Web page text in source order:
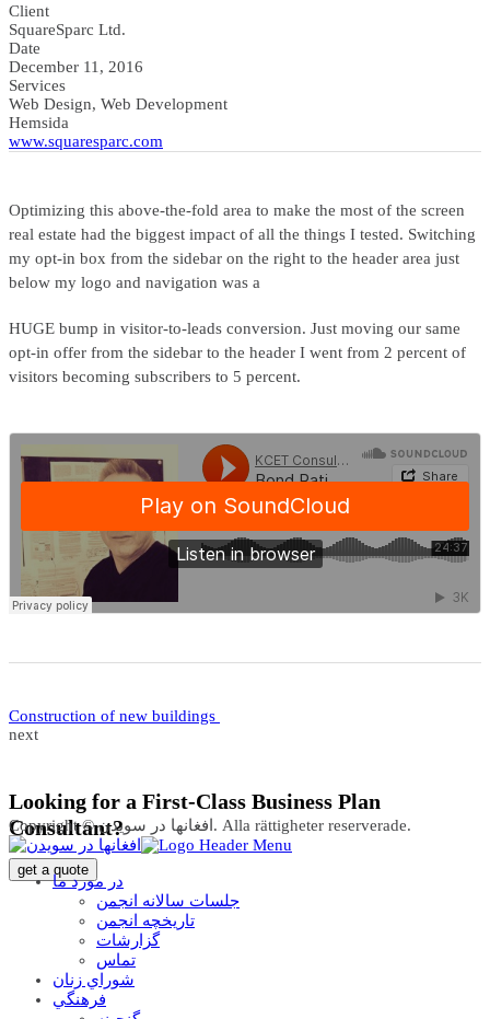
Client
SquareSparc Ltd.
Date
December 11, 2016
Services
Web Design, Web Development
Hemsida
www.squaresparc.com
Optimizing this above-the-fold area to make the most of the screen
real estate had the biggest impact of all the things I tested. Switching
my opt-in box from the sidebar on the right to the header area just
below my logo and navigation was a
HUGE bump in visitor-to-leads conversion. Just moving our same
opt-in offer from the sidebar to the header I went from 2 percent of
visitors becoming subscribers to 5 percent.
Construction of new buildings
next
Looking for a First-Class Business Plan
Consultant?
get a quote
Copyright © افغانها در سویدن. Alla rättigheter reserverade.
در مورد ما
جلسات سالانه انجمن
تاریخچه انجمن
گزارشات
تماس
شوراي زنان
فرهنگي